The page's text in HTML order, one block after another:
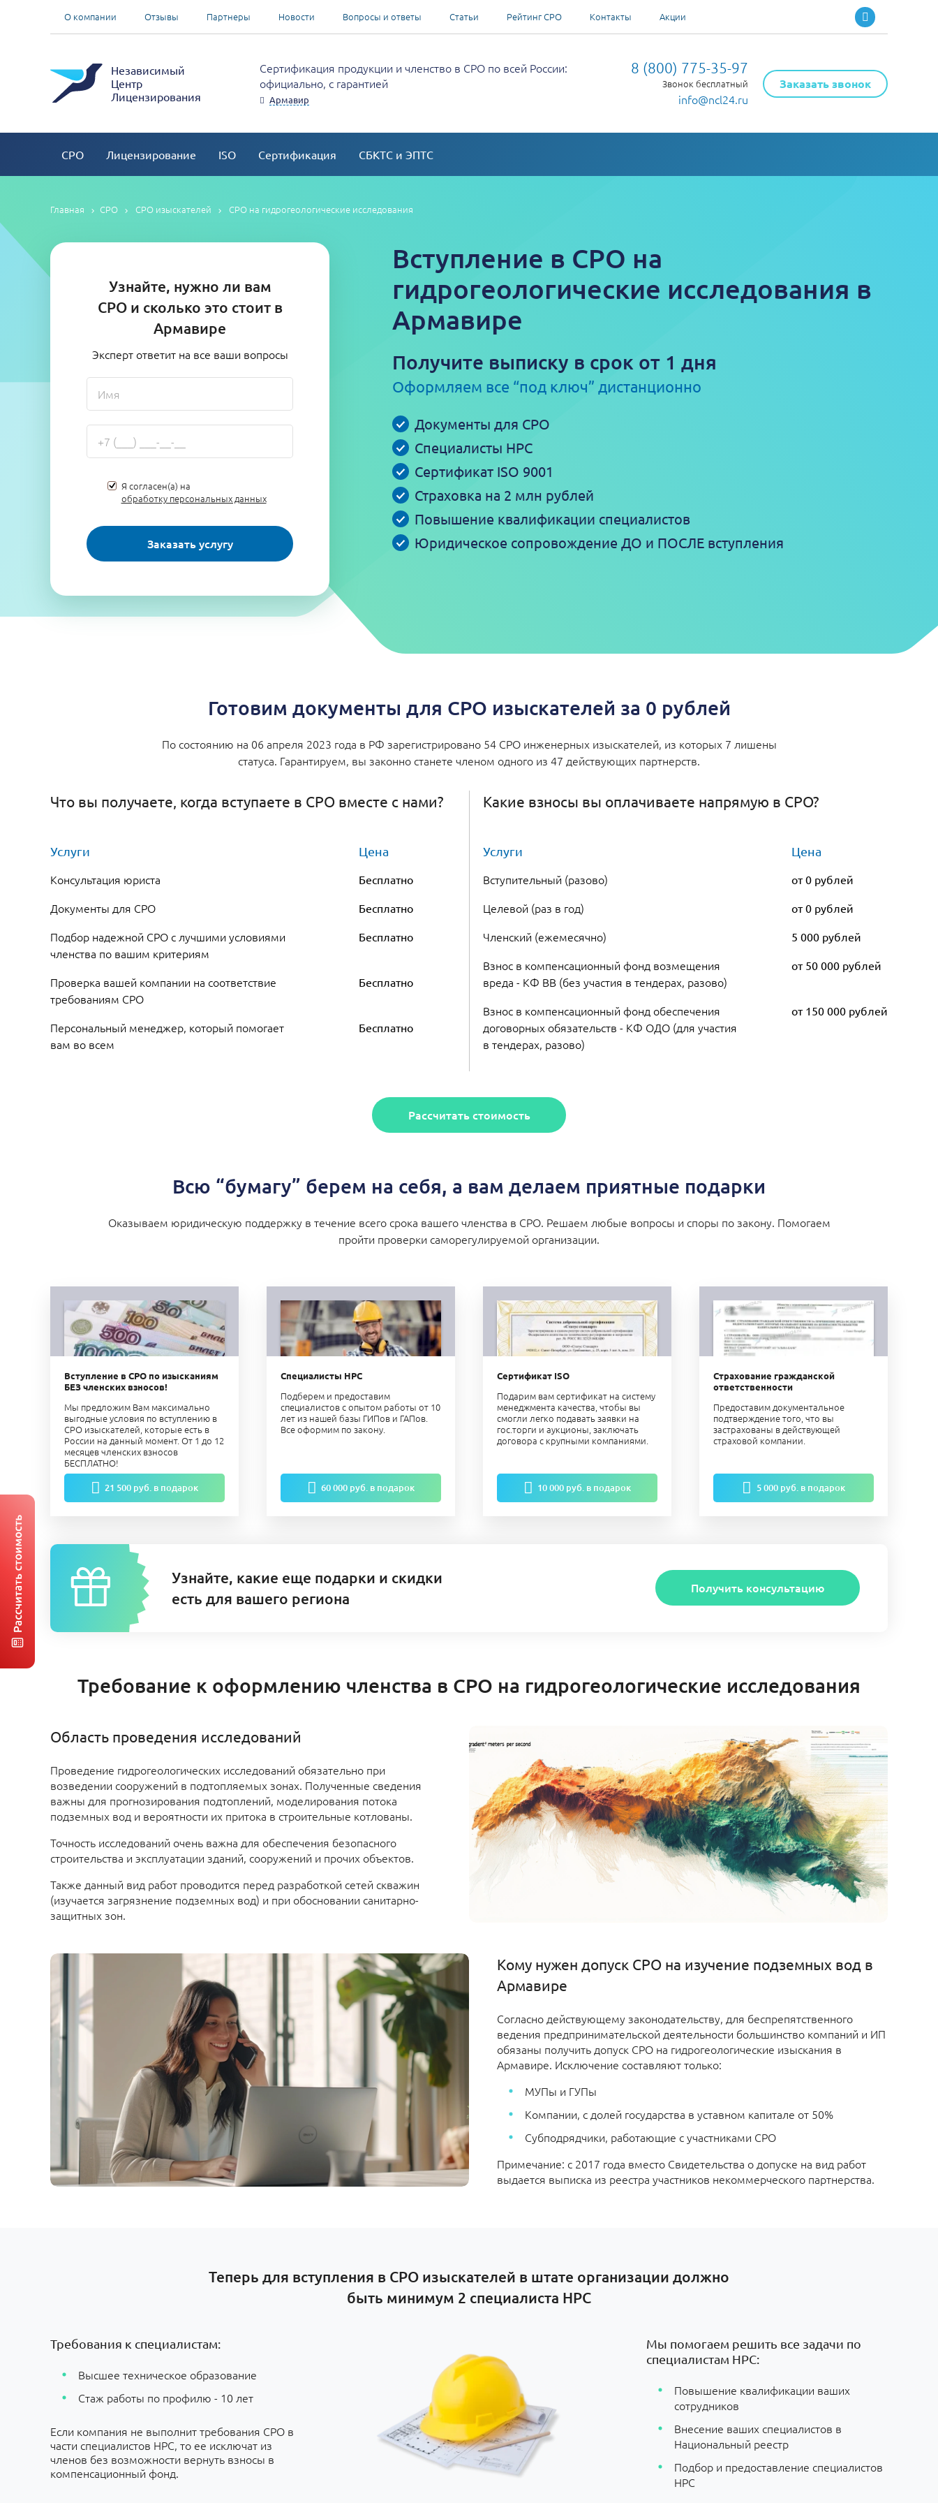
О компании Отзывы Партнеры Новости Вопросы и ответы Статьи Рейтинг СРО Контакты Акции
Независимый
Центр
Лицензирования
Сертификация продукции и членство в СРО по всей России:
официально, с гарантией
Армавир
8 (800) 775-35-97
Звонок бесплатный
info@ncl24.ru
Заказать звонок
СРО Лицензирование ISO Сертификация СБКТС и ЭПТС
Главная СРО СРО изыскателей СРО на гидрогеологические исследования
Узнайте, нужно ли вам
СРО и сколько это стоит в
Армавире
Эксперт ответит на все ваши вопросы
Я согласен(а) на
обработку персональных данных
Заказать услугу
Вступление в СРО на
гидрогеологические исследования в
Армавире
Получите выписку в срок от 1 дня
Оформляем все “под ключ” дистанционно
Документы для СРО
Специалисты НРС
Сертификат ISO 9001
Страховка на 2 млн рублей
Повышение квалификации специалистов
Юридическое сопровождение ДО и ПОСЛЕ вступления
Готовим документы для СРО изыскателей за 0 рублей
По состоянию на 06 апреля 2023 года в РФ зарегистрировано 54 СРО инженерных изыскателей, из которых 7 лишены
статуса. Гарантируем, вы законно станете членом одного из 47 действующих партнерств.
Что вы получаете, когда вступаете в СРО вместе с нами?
Услуги Цена
Консультация юриста Бесплатно
Документы для СРО Бесплатно
Подбор надежной СРО с лучшими условиями
членства по вашим критериям
Бесплатно
Проверка вашей компании на соответствие
требованиям СРО
Бесплатно
Персональный менеджер, который помогает
вам во всем
Бесплатно
Какие взносы вы оплачиваете напрямую в СРО?
Услуги Цена
Вступительный (разово) от 0 рублей
Целевой (раз в год) от 0 рублей
Членский (ежемесячно) 5 000 рублей
Взнос в компенсационный фонд возмещения
вреда - КФ ВВ (без участия в тендерах, разово)
от 50 000 рублей
Взнос в компенсационный фонд обеспечения
договорных обязательств - КФ ОДО (для участия
в тендерах, разово)
от 150 000 рублей
Рассчитать стоимость
Всю “бумагу” берем на себя, а вам делаем приятные подарки
Оказываем юридическую поддержку в течение всего срока вашего членства в СРО. Решаем любые вопросы и споры по закону. Помогаем
пройти проверки саморегулируемой организации.
Вступление в СРО по изысканиям
БЕЗ членских взносов!
Мы предложим Вам максимально
выгодные условия по вступлению в
СРО изыскателей, которые есть в
России на данный момент. От 1 до 12
месяцев членских взносов
БЕСПЛАТНО!
21 500 руб. в подарок
Специалисты НРС
Подберем и предоставим
специалистов с опытом работы от 10
лет из нашей базы ГИПов и ГАПов.
Все оформим по закону.
60 000 руб. в подарок
Сертификат ISO
Подарим вам сертификат на систему
менеджмента качества, чтобы вы
смогли легко подавать заявки на
гос.торги и аукционы, заключать
договора с крупными компаниями.
10 000 руб. в подарок
Страхование гражданской
ответственности
Предоставим документальное
подтверждение того, что вы
застрахованы в действующей
страховой компании.
5 000 руб. в подарок
Узнайте, какие еще подарки и скидки
есть для вашего региона
Получить консультацию
Требование к оформлению членства в СРО на гидрогеологические исследования
Область проведения исследований
Проведение гидрогеологических исследований обязательно при
возведении сооружений в подтопляемых зонах. Полученные сведения
важны для прогнозирования подтоплений, моделирования потока
подземных вод и вероятности их притока в строительные котлованы.
Точность исследований очень важна для обеспечения безопасного
строительства и эксплуатации зданий, сооружений и прочих объектов.
Также данный вид работ проводится перед разработкой сетей скважин
(изучается загрязнение подземных вод) и при обосновании санитарно-
защитных зон.
Кому нужен допуск СРО на изучение подземных вод в
Армавире
Согласно действующему законодательству, для беспрепятственного
ведения предпринимательской деятельности большинство компаний и ИП
обязаны получить допуск СРО на гидрогеологические изыскания в
Армавире. Исключение составляют только:
МУПы и ГУПы
Компании, с долей государства в уставном капитале от 50%
Субподрядчики, работающие с участниками СРО
Примечание: с 2017 года вместо Свидетельства о допуске на вид работ
выдается выписка из реестра участников некоммерческого партнерства.
Теперь для вступления в СРО изыскателей в штате организации должно
быть минимум 2 специалиста НРС
Требования к специалистам:
Высшее техническое образование
Стаж работы по профилю - 10 лет
Если компания не выполнит требования СРО в
части специалистов НРС, то ее исключат из
членов без возможности вернуть взносы в
компенсационный фонд.
Мы помогаем решить все задачи по
специалистам НРС:
Повышение квалификации ваших
сотрудников
Внесение ваших специалистов в
Национальный реестр
Подбор и предоставление специалистов
НРС